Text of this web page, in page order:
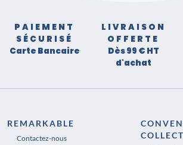
PAIEMENT
SÉCURISÉ
Carte Bancaire
LIVRAISON
OFFERTE
Dès 99 € HT
d'achat
REMARKABLE
Contactez-nous